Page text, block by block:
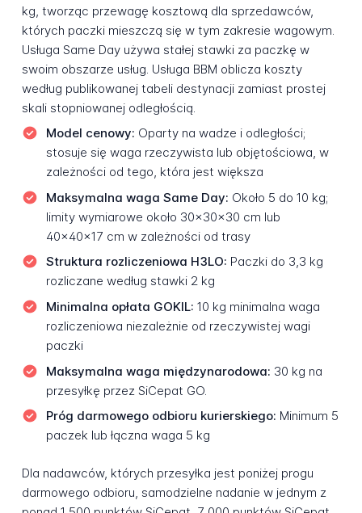
kg, tworząc przewagę kosztową dla sprzedawców,
których paczki mieszczą się w tym zakresie wagowym.
Usługa Same Day używa stałej stawki za paczkę w
swoim obszarze usług. Usługa BBM oblicza koszty
według publikowanej tabeli destynacji zamiast prostej
skali stopniowanej odległością.
Model cenowy: Oparty na wadze i odległości;
stosuje się waga rzeczywista lub objętościowa, w
zależności od tego, która jest większa
Maksymalna waga Same Day: Około 5 do 10 kg;
limity wymiarowe około 30x30x30 cm lub
40x40x17 cm w zależności od trasy
Struktura rozliczeniowa H3LO: Paczki do 3,3 kg
rozliczane według stawki 2 kg
Minimalna opłata GOKIL: 10 kg minimalna waga
rozliczeniowa niezależnie od rzeczywistej wagi
paczki
Maksymalna waga międzynarodowa: 30 kg na
przesyłkę przez SiCepat GO.
Próg darmowego odbioru kurierskiego: Minimum 5
paczek lub łączna waga 5 kg
Dla nadawców, których przesyłka jest poniżej progu
darmowego odbioru, samodzielne nadanie w jednym z